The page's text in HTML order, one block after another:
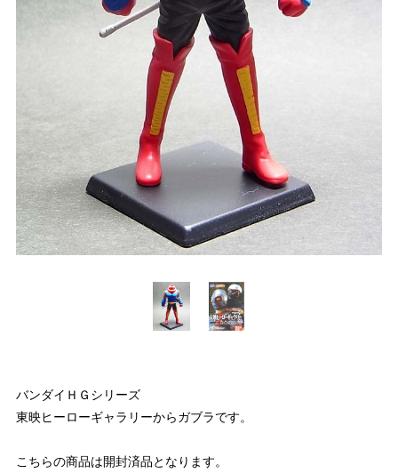
バンダイＨＧシリーズ
東映ヒーローギャラリーからガブラです。
こちらの商品は開封済品となります。